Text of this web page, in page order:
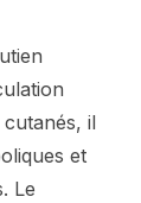
il
et
Le